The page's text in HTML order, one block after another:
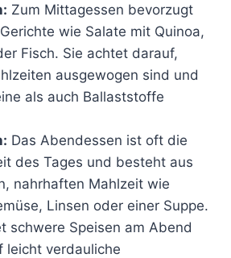
Zum Mittagessen bevorzugt
wie Salate mit Quinoa,
Fisch. Sie achtet darauf,
ausgewogen sind und
als auch Ballaststoffe
Das Abendessen ist oft die
des Tages und besteht aus
nahrhaften Mahlzeit wie
Linsen oder einer Suppe.
schwere Speisen am Abend
leicht verdauliche